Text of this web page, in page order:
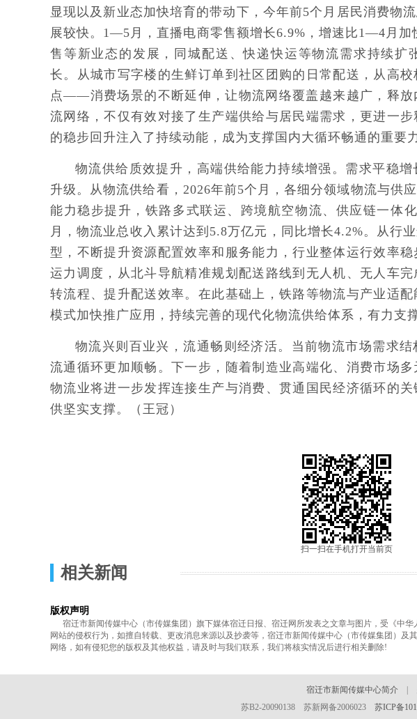
显现以及新业态加快培育的带动下，今年前5个月居民消费物
展较快。1—5月，直播电商零售额增长6.9%，增速比1—4月加
售等新业态的发展，同城配送、快递快运等物流需求持续扩
长。从城市写字楼的生鲜订单到社区团购的日常配送，从高
点——消费场景的不断延伸，让物流网络覆盖越来越广，释放
流网络，不仅有效对接了生产端供给与居民端需求，更进一
的稳步回升注入了持续动能，成为支撑国内大循环畅通的重要力
物流供给质效提升，高端供给能力持续增强。需求平稳
升级。从物流供给看，2026年前5个月，各细分领域物流与供
能力稳步提升，铁路多式联运、跨境航空物流、供应链一体
月，物流业总收入累计达到5.8万亿元，同比增长4.2%。从行
型，不断提升资源配置效率和服务能力，行业整体运行效率
运力调度，从北斗导航精准规划配送路线到无人机、无人车
转流程、提升配送效率。在此基础上，铁路等物流与产业适
模式加快推广应用，持续完善的现代化物流供给体系，有力支
物流兴则百业兴，流通畅则经济活。当前物流市场需求
流通循环更加顺畅。下一步，随着制造业高端化、消费市场
物流业将进一步发挥连接生产与消费、贯通国民经济循环的
供坚实支撑。（王冠）
扫一扫在手机打开当前页
相关新闻
版权声明
宿迁市新闻传媒中心（市传媒集团）旗下媒体宿迁日报、宿迁网所发表之文章与图片，受《中
网站的侵权行为，如擅自转载、更改消息来源以及抄袭等，宿迁市新闻传媒中心（市传媒集团）及
网络，如有侵犯您的版权及其他权益，请及时与我们联系，我们将核实情况后进行相关删除!
宿迁市新闻传媒中心简介
苏B2-20090138 苏新网备2006023 苏ICP备